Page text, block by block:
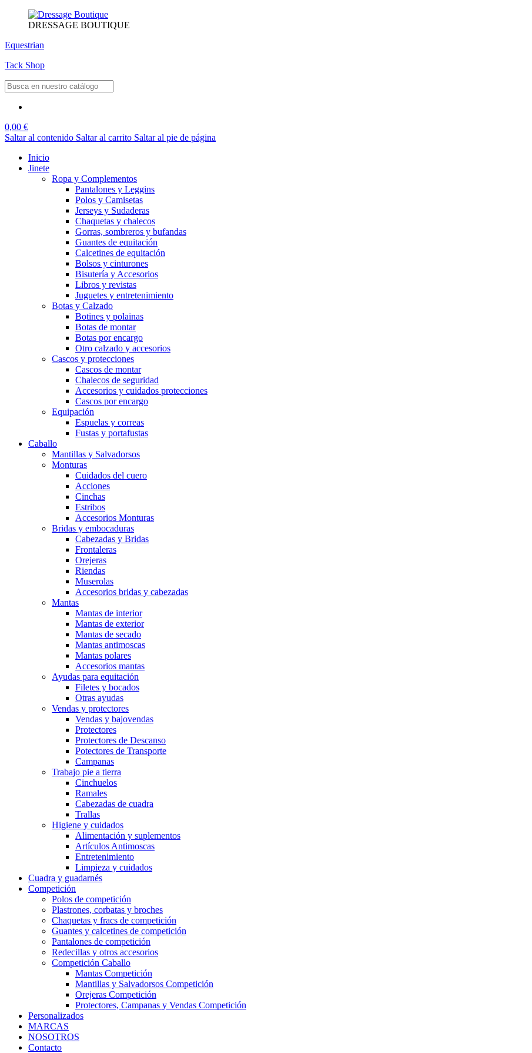
DRESSAGE BOUTIQUE
Equestrian
Tack Shop
0,00 €
Saltar al contenido Saltar al carrito Saltar al pie de página
Inicio
Jinete
Ropa y Complementos
Pantalones y Leggins
Polos y Camisetas
Jerseys y Sudaderas
Chaquetas y chalecos
Gorras, sombreros y bufandas
Guantes de equitación
Calcetines de equitación
Bolsos y cinturones
Bisutería y Accesorios
Libros y revistas
Juguetes y entretenimiento
Botas y Calzado
Botines y polainas
Botas de montar
Botas por encargo
Otro calzado y accesorios
Cascos y protecciones
Cascos de montar
Chalecos de seguridad
Accesorios y cuidados protecciones
Cascos por encargo
Equipación
Espuelas y correas
Fustas y portafustas
Caballo
Mantillas y Salvadorsos
Monturas
Cuidados del cuero
Acciones
Cinchas
Estribos
Accesorios Monturas
Bridas y embocaduras
Cabezadas y Bridas
Frontaleras
Orejeras
Riendas
Muserolas
Accesorios bridas y cabezadas
Mantas
Mantas de interior
Mantas de exterior
Mantas de secado
Mantas antimoscas
Mantas polares
Accesorios mantas
Ayudas para equitación
Filetes y bocados
Otras ayudas
Vendas y protectores
Vendas y bajovendas
Protectores
Protectores de Descanso
Potectores de Transporte
Campanas
Trabajo pie a tierra
Cinchuelos
Ramales
Cabezadas de cuadra
Trallas
Higiene y cuidados
Alimentación y suplementos
Artículos Antimoscas
Entretenimiento
Limpieza y cuidados
Cuadra y guadarnés
Competición
Polos de competición
Plastrones, corbatas y broches
Chaquetas y fracs de competición
Guantes y calcetines de competición
Pantalones de competición
Redecillas y otros accesorios
Competición Caballo
Mantas Competición
Mantillas y Salvadorsos Competición
Orejeras Competición
Protectores, Campanas y Vendas Competición
Personalizados
MARCAS
NOSOTROS
Contacto